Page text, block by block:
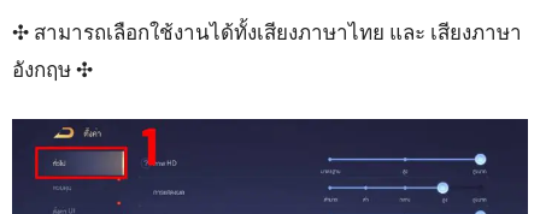
✣ สามารถเลือกใช้งานได้ทั้งเสียงภาษาไทย และ เสียงภาษา
อังกฤษ ✣